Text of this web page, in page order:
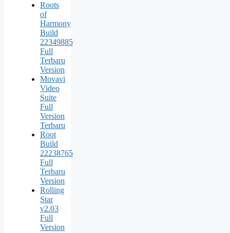
Roots
of
Harmony
Build
22349885
Full
Terbaru
Version
Movavi
Video
Suite
Full
Version
Terbaru
Root
Build
22238765
Full
Terbaru
Version
Rolling
Star
v2.03
Full
Version